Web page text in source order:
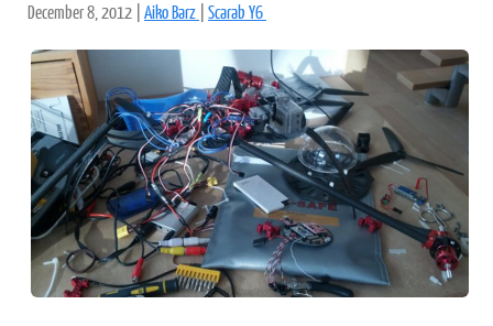
December 8, 2012 Aiko Barz Scarab Y6